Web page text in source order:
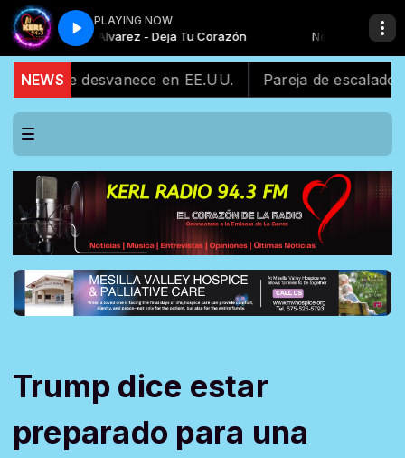
Programación Musical with Locutor standard Programación
PLAYING NOW
Nell Alvarez - Deja Tu Corazón Nell Alvarez - Deja
NEWS
desvanece en EE.UU. Pareja de escaladores
Trump dice estar
preparado para una